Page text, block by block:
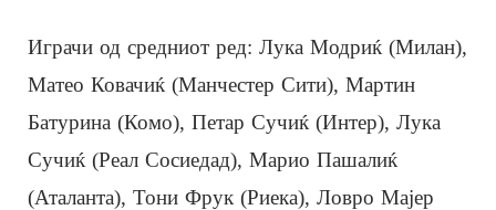
Играчи од средниот ред: Лука Модриќ (Милан),
Матео Ковачиќ (Манчестер Сити), Мартин
Батурина (Комо), Петар Сучиќ (Интер), Лука
Сучиќ (Реал Сосиедад), Марио Пашалиќ
(Аталанта), Тони Фрук (Риека), Ловро Мајер